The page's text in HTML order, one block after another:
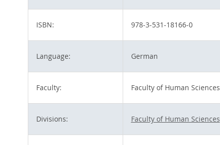
ISBN: 978-3-531-18166-0
Language: German
Faculty: Faculty of Human Sciences
Divisions: Faculty of Human Sciences